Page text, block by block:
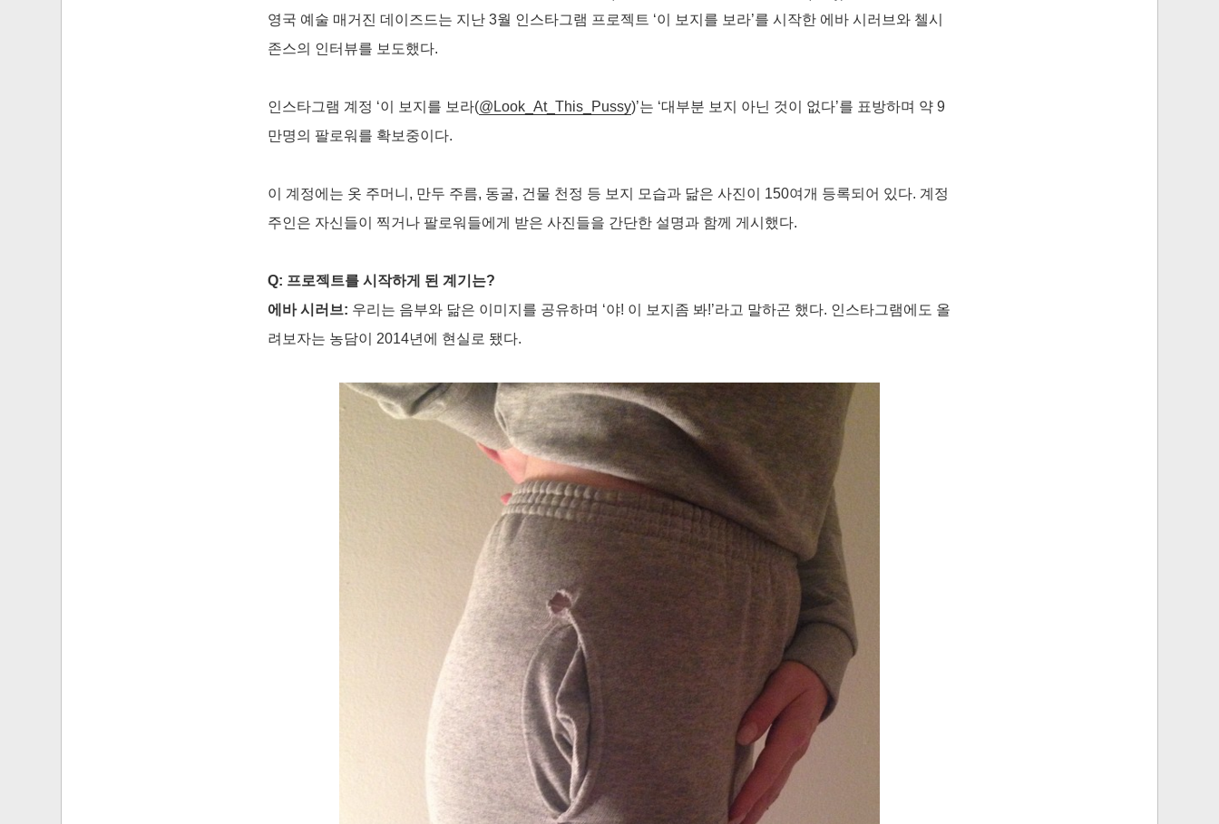
영국 예술 매거진 데이즈드는 지난 3월 인스타그램 프로젝트 ‘이 보지를 보라’를 시작한 에바 시러브와 첼시
존스의 인터뷰를 보도했다.
인스타그램 계정 ‘이 보지를 보라(@Look_At_This_Pussy)’는 ‘대부분 보지 아닌 것이 없다’를 표방하며 약 9
만명의 팔로워를 확보중이다.
이 계정에는 옷 주머니, 만두 주름, 동굴, 건물 천정 등 보지 모습과 닮은 사진이 150여개 등록되어 있다. 계정
주인은 자신들이 찍거나 팔로워들에게 받은 사진들을 간단한 설명과 함께 게시했다.
Q: 프로젝트를 시작하게 된 계기는?
에바 시러브: 우리는 음부와 닮은 이미지를 공유하며 ‘야! 이 보지좀 봐!’라고 말하곤 했다. 인스타그램에도 올
려보자는 농담이 2014년에 현실로 됐다.